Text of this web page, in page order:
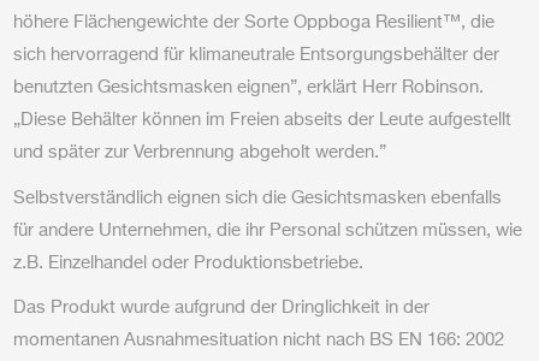
höhere Flächengewichte der Sorte Oppboga Resilient™, die
sich hervorragend für klimaneutrale Entsorgungsbehälter der
benutzten Gesichtsmasken eignen”, erklärt Herr Robinson.
„Diese Behälter können im Freien abseits der Leute aufgestellt
und später zur Verbrennung abgeholt werden.”
Selbstverständlich eignen sich die Gesichtsmasken ebenfalls
für andere Unternehmen, die ihr Personal schützen müssen, wie
z.B. Einzelhandel oder Produktionsbetriebe.
Das Produkt wurde aufgrund der Dringlichkeit in der
momentanen Ausnahmesituation nicht nach BS EN 166: 2002